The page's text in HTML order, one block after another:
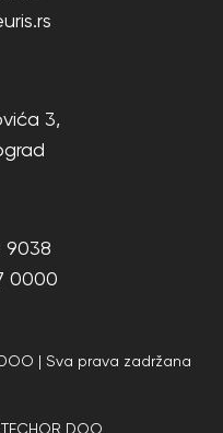
3,
9038
0000
| Sva prava zadržana
DOO